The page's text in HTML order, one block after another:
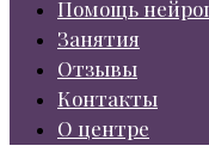
Помощь
Занятия
Отзывы
Контакты
О центре